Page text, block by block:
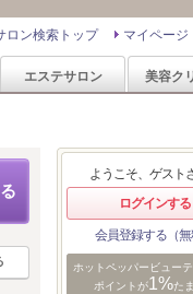
マイページ
ロン検索トップ
エステサロン 美容ク
ようこそ、ゲスト
ログインする
会員登録する（無
ホットペッパービュー
ポイントが1%た